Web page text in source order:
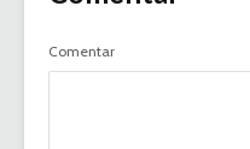
Comentar